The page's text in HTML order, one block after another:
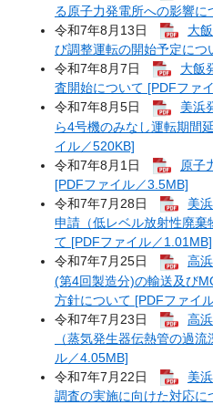
る原子力発電所への影響
令和7年8月13日
大
び調整運転の開始予定に
令和7年8月7日
大飯
査開始について [PDFファ
令和7年8月5日
美浜
ら4号機のみなし運転期間
イル／520KB]
令和7年8月1日
原子
[PDFファイル／3.5MB]
令和7年7月28日
美
申請（低レベル放射性廃
て [PDFファイル／1.01MB]
令和7年7月25日
高
(第4回製造分)の輸送及び
方針について [PDFファイ
令和7年7月23日
高
（蒸気発生器伝熱管の過
ル／4.05MB]
令和7年7月22日
美
調査の実施に向けた対応